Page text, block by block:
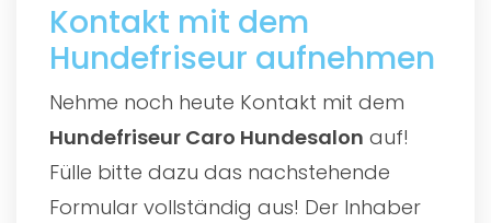
Kontakt mit dem
Hundefriseur aufnehmen
Nehme noch heute Kontakt mit dem
Hundefriseur Caro Hundesalon auf!
Fülle bitte dazu das nachstehende
Formular vollständig aus! Der Inhaber